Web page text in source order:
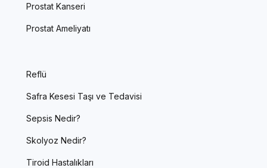
Prostat Kanseri
Prostat Ameliyatı
Reflü
Safra Kesesi Taşı ve Tedavisi
Sepsis Nedir?
Skolyoz Nedir?
Tiroid Hastalıkları